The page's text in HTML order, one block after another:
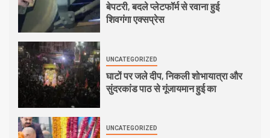
बेपटरी, बदले प्लेटफॉर्म से रवाना हुई
शिवगंगा एक्सप्रेस
UNCATEGORIZED
घाटों पर जले दीप, निकली शोभायात्रा और
सुंदरकांड पाठ से गूंजायमान हुई का
UNCATEGORIZED